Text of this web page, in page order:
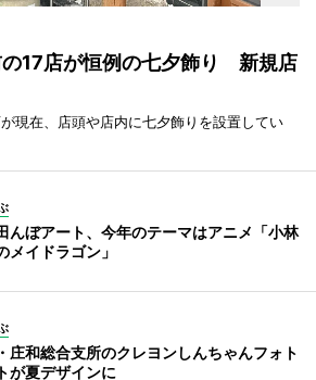
17店が恒例の七夕飾り 新規店
現在、店頭や店内に七夕飾りを設置してい
んぼアート、今年のテーマはアニメ「小林
メイドラゴン」
庄和総合支所のクレヨンしんちゃんフォト
が夏デザインに